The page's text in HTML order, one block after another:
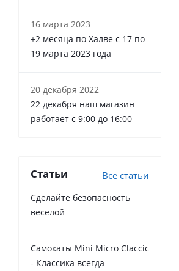
16 марта 2023
+2 месяца по Халве с 17 по
19 марта 2023 года
20 декабря 2022
22 декабря наш магазин
работает с 9:00 до 16:00
Статьи Все статьи
Сделайте безопасность
веселой
Самокаты Mini Micro Claccic
- Классика всегда